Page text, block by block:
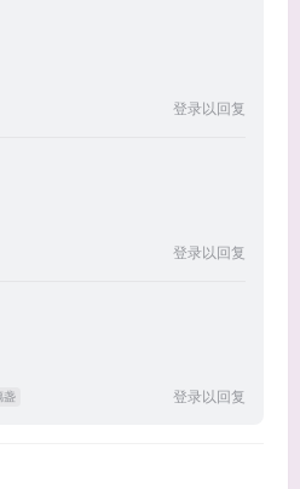
登录以回复
登录以回复
盏 登录以回复